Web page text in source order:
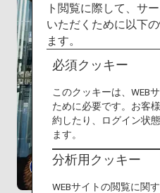
行き先
旅のお役立ち情報
ANA サービス
ト閲覧に際して、サ
いただくために以下
ます。
必須クッキー
このクッキーは、WEB
ために必要です。お客
約したり、ログイン状
ます。
分析用クッキー
WEBサイトの閲覧に関